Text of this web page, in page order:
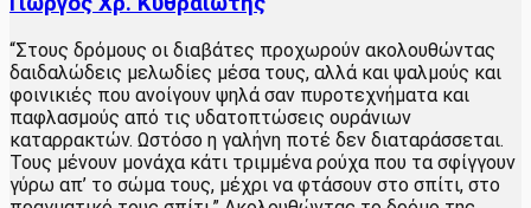
“Στους δρόμους οι διαβάτες προχωρούν ακολουθώντας
δαιδαλώδεις μελωδίες μέσα τους, αλλά και ψαλμούς και
φοινικιές που ανοίγουν ψηλά σαν πυροτεχνήματα και
παφλασμούς από τις υδατοπτώσεις ουράνιων
καταρρακτών. Ωστόσο η γαλήνη ποτέ δεν διαταράσσεται.
Τους μένουν μονάχα κάτι τριμμένα ρούχα που τα σφίγγουν
γύρω απ’ το σώμα τους, μέχρι να φτάσουν στο σπίτι, στο